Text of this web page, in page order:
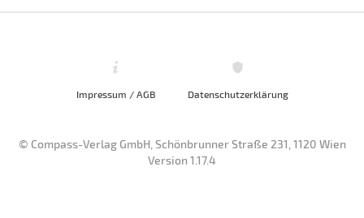
Impressum / AGB Datenschutzerklärung
© Compass-Verlag GmbH, Schönbrunner Straße 231, 1120 Wien
Version 1.17.4